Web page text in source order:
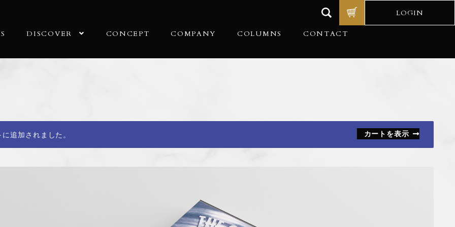
LOGIN
DISCOVER CONCEPT COMPANY COLUMNS CONTACT
カートを表示
追加されました。